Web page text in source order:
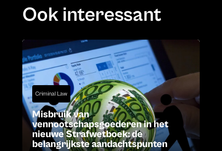
Ook interessant
Criminal Law
Misbruik van
vennootschapsgoederen in het
nieuwe Strafwetboek: de
belangrijkste aandachtspunten